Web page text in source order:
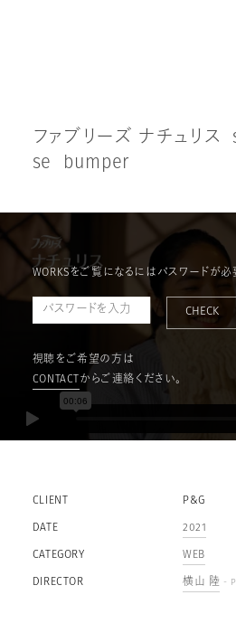
フ ァ ブ リ ー ズ ナ チュ リ ス
se bu m per
WORKSをご覧になるにはパスワードが必
CHECK
視聴をご希望の方は
CONTACT からご連絡ください。
CLIENT P&G
DATE 2021
CATEGORY WEB
DIRECTOR 横山 陸 -